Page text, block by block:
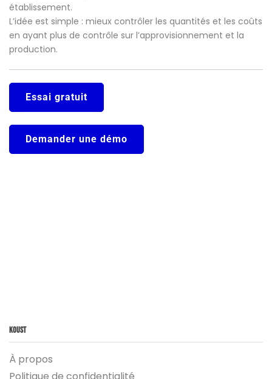
établissement.
L’idée est simple : mieux contrôler les quantités et les coûts
en ayant plus de contrôle sur l’approvisionnement et la
production.
Essai gratuit
Demander une démo
Koust
À propos